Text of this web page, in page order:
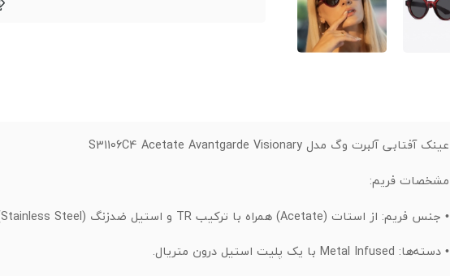
عینک آفتابی آلبرت وگ مدل S31106C4 Acetate Avantgarde Visionary
مشخصات فریم:
• جنس فریم: از استات (Acetate) همراه با ترکیب TR و استیل ضدزنگ (Stainless Steel).
• دسته‌ها: